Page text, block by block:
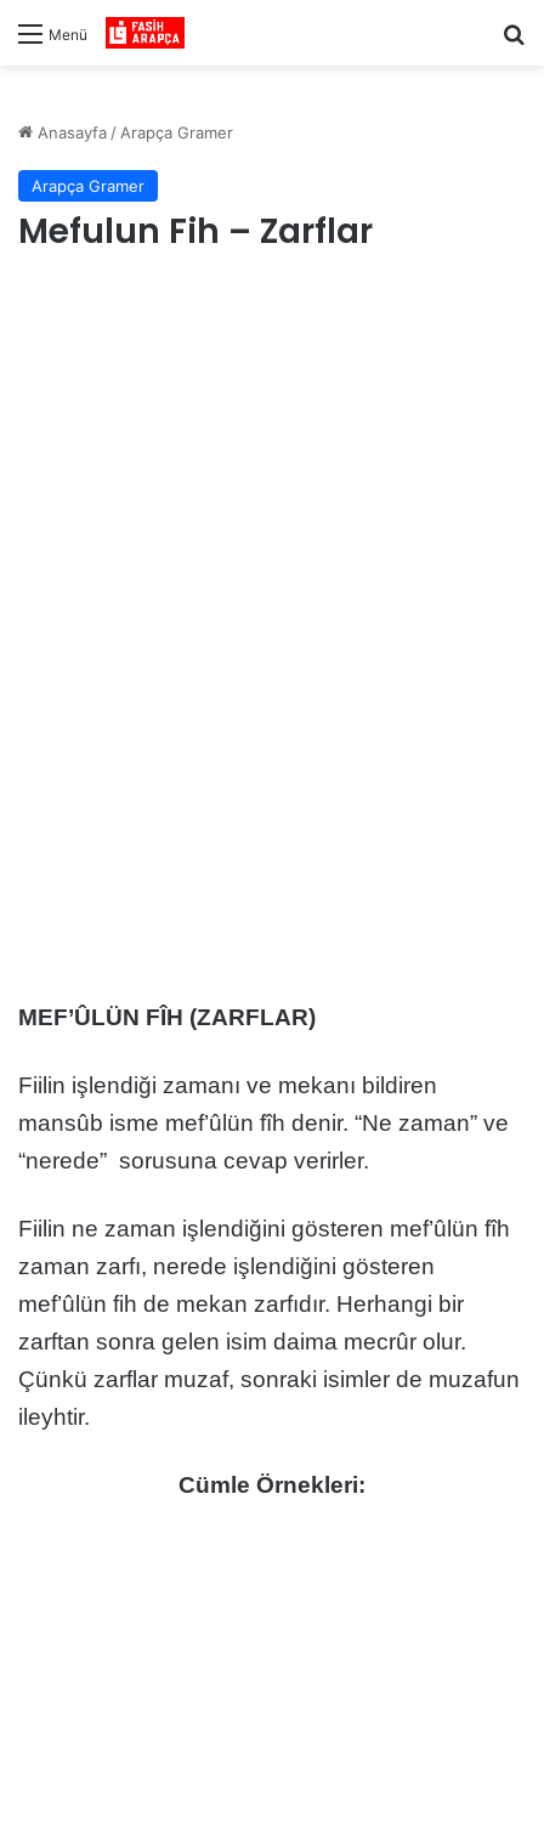
Menü
Anasayfa / Arapça Gramer
Arapça Gramer
Mefulun Fih – Zarflar
MEF’ÛLÜN FÎH (ZARFLAR)
Fiilin işlendiği zamanı ve mekanı bildiren
mansûb isme mef’ûlün fîh denir. “Ne zaman” ve
“nerede” sorusuna cevap verirler.
Fiilin ne zaman işlendiğini gösteren mef’ûlün fîh
zaman zarfı, nerede işlendiğini gösteren
mef’ûlün fih de mekan zarfıdır. Herhangi bir
zarftan sonra gelen isim daima mecrûr olur.
Çünkü zarflar muzaf, sonraki isimler de muzafun
ileyhtir.
Cümle Örnekleri: